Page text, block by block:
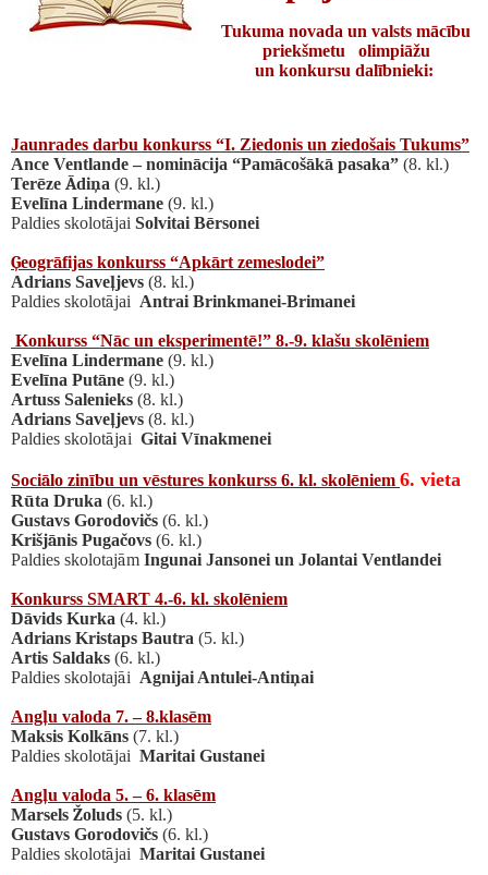
Tukuma novada un valsts mācību
priekšmetu olimpiāžu
un konkursu dalībnieki:
Jaunrades darbu konkurss “I. Ziedonis un ziedošais Tukums”
Ance Ventlande – nominācija “Pamācošākā pasaka” (8. kl.)
Terēze Ādiņa (9. kl.)
Evelīna Lindermane (9. kl.)
Paldies skolotājai Solvitai Bērsonei
Ģeogrāfijas konkurss “Apkārt zemeslodei”
Adrians Saveļjevs (8. kl.)
Paldies skolotājai Antrai Brinkmanei-Brimanei
Konkurss “Nāc un eksperimentē!” 8.-9. klašu skolēniem
Evelīna Lindermane (9. kl.)
Evelīna Putāne (9. kl.)
Artuss Salenieks (8. kl.)
Adrians Saveļjevs (8. kl.)
Paldies skolotājai Gitai Vīnakmenei
Sociālo zinību un vēstures konkurss 6. kl. skolēniem 6. vieta
Rūta Druka (6. kl.)
Gustavs Gorodovičs (6. kl.)
Krišjānis Pugačovs (6. kl.)
Paldies skolotajām Ingunai Jansonei un Jolantai Ventlandei
Konkurss SMART 4.-6. kl. skolēniem
Dāvids Kurka (4. kl.)
Adrians Kristaps Bautra (5. kl.)
Artis Saldaks (6. kl.)
Paldies skolotajāi Agnijai Antulei-Antiņai
Angļu valoda 7. – 8.klasēm
Maksis Kolkāns (7. kl.)
Paldies skolotājai Maritai Gustanei
Angļu valoda 5. – 6. klasēm
Marsels Žoluds (5. kl.)
Gustavs Gorodovičs (6. kl.)
Paldies skolotājai Maritai Gustanei